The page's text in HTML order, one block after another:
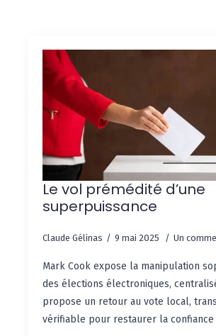
Le vol prémédité d’une
superpuissance
Claude Gélinas 9 mai 2025 Un
Mark Cook expose la manipulation
des élections électroniques,
propose un retour au vote local,
vérifiable pour restaurer la confiance